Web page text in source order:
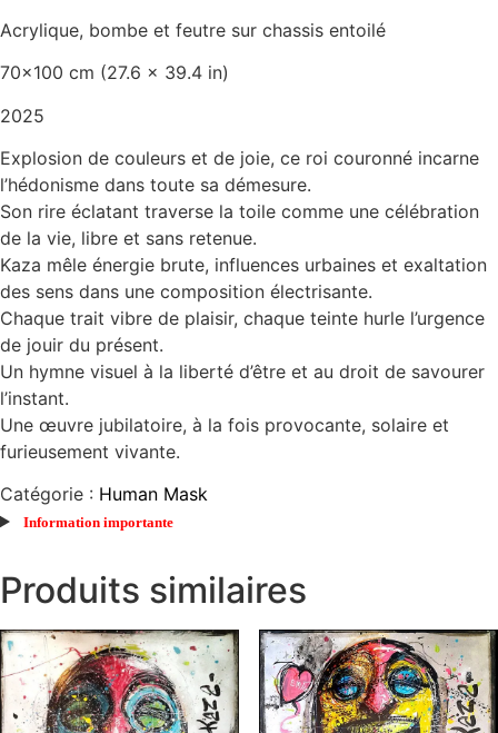
Acrylique, bombe et feutre sur chassis entoilé
70×100 cm (27.6 x 39.4 in)
2025
Explosion de couleurs et de joie, ce roi couronné incarne
l’hédonisme dans toute sa démesure.
Son rire éclatant traverse la toile comme une célébration
de la vie, libre et sans retenue.
Kaza mêle énergie brute, influences urbaines et exaltation
des sens dans une composition électrisante.
Chaque trait vibre de plaisir, chaque teinte hurle l’urgence
de jouir du présent.
Un hymne visuel à la liberté d’être et au droit de savourer
l’instant.
Une œuvre jubilatoire, à la fois provocante, solaire et
furieusement vivante.
Catégorie : Human Mask
Information importante
Produits similaires